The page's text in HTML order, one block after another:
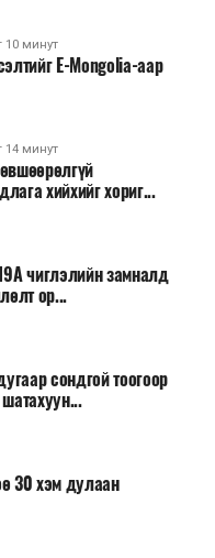
онцоллоо.
захирагч нарт
хувиар бууруулах,
амралт, зугаалга,
хэмжээг зохион
шинэ орон тоо бий
хэмнэх, хурал,
төрийн албан
ажиллуулах арга
болголоо.
засгийн нөхцөл
юм.
10 минут
E-Mongolia-аар
14 минут
хийхийг хориг...
чиглэлийн замналд
ор...
сондгой тоогоор
30 хэм дулаан